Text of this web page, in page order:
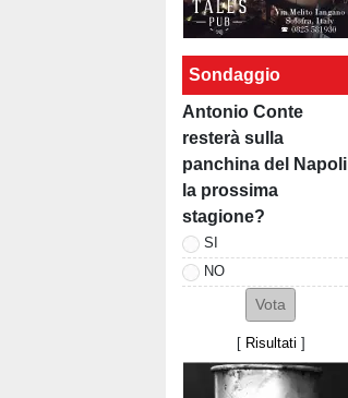
Sondaggio
Antonio Conte
resterà sulla
panchina del Napoli
la prossima
stagione?
SI
NO
[ Risultati ]